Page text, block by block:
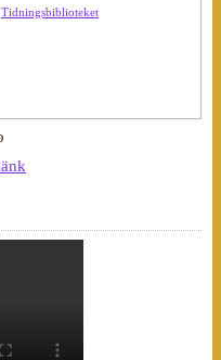
Tidningsbiblioteket